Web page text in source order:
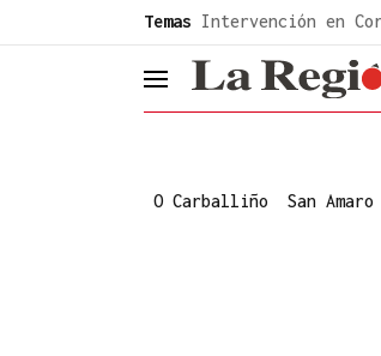
Temas Intervención en
header.menu.open
O Carballiño San Amaro